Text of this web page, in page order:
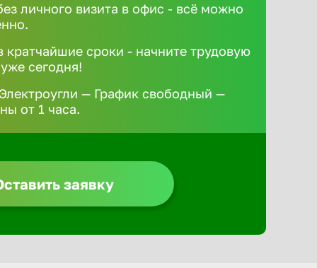
личного визита в офис - всё можно
сроки - начните трудовую
сегодня!
— График свободный —
от 1 часа.
заявку